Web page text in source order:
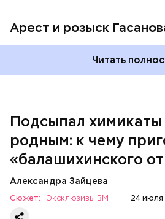
Арест и розыск
Читать
Подсыпал химикаты
родным: к чему
«балашихинского
Александра Зайцева
Сюжет: Эксклюзивы ВМ 24 июля
Play
Video
Началось расследование. В
Также отравленную пищу ела